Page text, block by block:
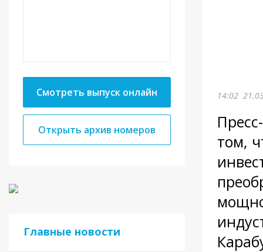
Смотреть выпуск онлайн
Открыть архив номеров
Главные новости
14:02
том,